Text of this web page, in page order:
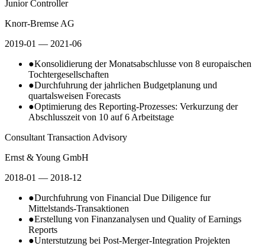
Junior Controller
Knorr-Bremse AG
2019-01 — 2021-06
●Konsolidierung der Monatsabschlusse von 8 europaischen
Tochtergesellschaften
●Durchfuhrung der jahrlichen Budgetplanung und
quartalsweisen Forecasts
●Optimierung des Reporting-Prozesses: Verkurzung der
Abschlusszeit von 10 auf 6 Arbeitstage
Consultant Transaction Advisory
Ernst & Young GmbH
2018-01 — 2018-12
●Durchfuhrung von Financial Due Diligence fur
Mittelstands-Transaktionen
●Erstellung von Finanzanalysen und Quality of Earnings
Reports
●Unterstutzung bei Post-Merger-Integration Projekten